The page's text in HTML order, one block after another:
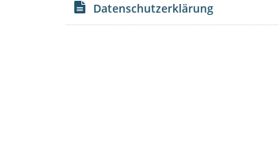
Datenschutzerklärung